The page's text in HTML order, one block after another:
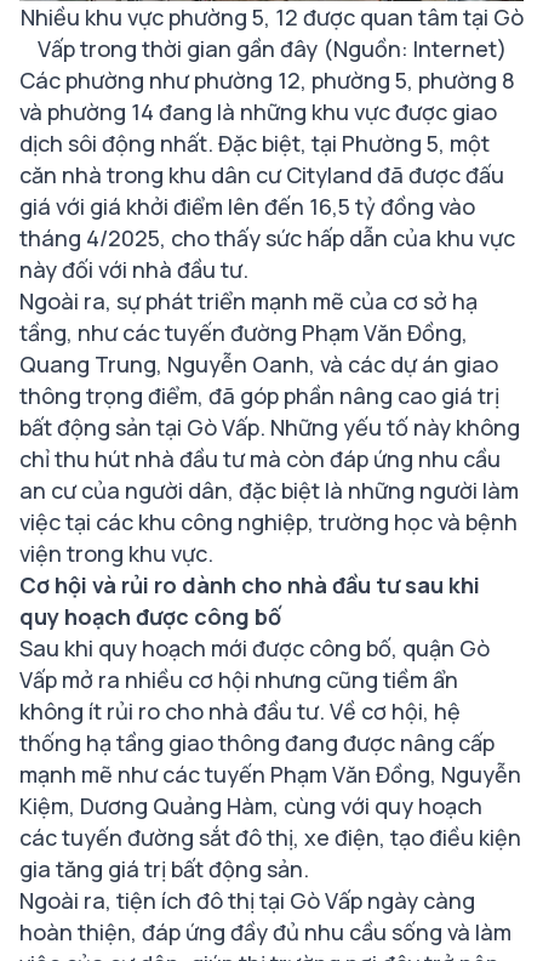
Nhiều khu vực phường 5, 12 được quan tâm tại Gò
Vấp trong thời gian gần đây (Nguồn: Internet)
Các phường như phường 12, phường 5, phường 8
và phường 14 đang là những khu vực được giao
dịch sôi động nhất. Đặc biệt, tại Phường 5, một
căn nhà trong khu dân cư Cityland đã được đấu
giá với giá khởi điểm lên đến 16,5 tỷ đồng vào
tháng 4/2025, cho thấy sức hấp dẫn của khu vực
này đối với nhà đầu tư.
Ngoài ra, sự phát triển mạnh mẽ của cơ sở hạ
tầng, như các tuyến đường Phạm Văn Đồng,
Quang Trung, Nguyễn Oanh, và các dự án giao
thông trọng điểm, đã góp phần nâng cao giá trị
bất động sản tại Gò Vấp. Những yếu tố này không
chỉ thu hút nhà đầu tư mà còn đáp ứng nhu cầu
an cư của người dân, đặc biệt là những người làm
việc tại các khu công nghiệp, trường học và bệnh
viện trong khu vực.
Cơ hội và rủi ro dành cho nhà đầu tư sau khi
quy hoạch được công bố
Sau khi quy hoạch mới được công bố, quận Gò
Vấp mở ra nhiều cơ hội nhưng cũng tiềm ẩn
không ít rủi ro cho nhà đầu tư. Về cơ hội, hệ
thống hạ tầng giao thông đang được nâng cấp
mạnh mẽ như các tuyến Phạm Văn Đồng, Nguyễn
Kiệm, Dương Quảng Hàm, cùng với quy hoạch
các tuyến đường sắt đô thị, xe điện, tạo điều kiện
gia tăng giá trị bất động sản.
Ngoài ra, tiện ích đô thị tại Gò Vấp ngày càng
hoàn thiện, đáp ứng đầy đủ nhu cầu sống và làm